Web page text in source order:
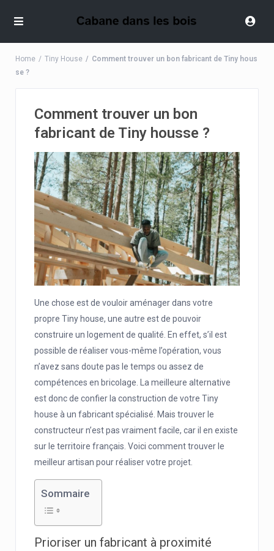
Home Tiny House
Comment trouver un bon fabricant de Tiny hous
se ?
Comment trouver un bon
fabricant de Tiny housse ?
Une chose est de vouloir aménager dans votre
propre Tiny house, une autre est de pouvoir
construire un logement de qualité. En effet, s’il est
possible de réaliser vous-même l’opération, vous
n’avez sans doute pas le temps ou assez de
compétences en bricolage. La meilleure alternative
est donc de confier la construction de votre Tiny
house à un fabricant spécialisé. Mais trouver le
constructeur n’est pas vraiment facile, car il en existe
sur le territoire français. Voici comment trouver le
meilleur artisan pour réaliser votre projet.
Sommaire
Prioriser un fabricant à proximité